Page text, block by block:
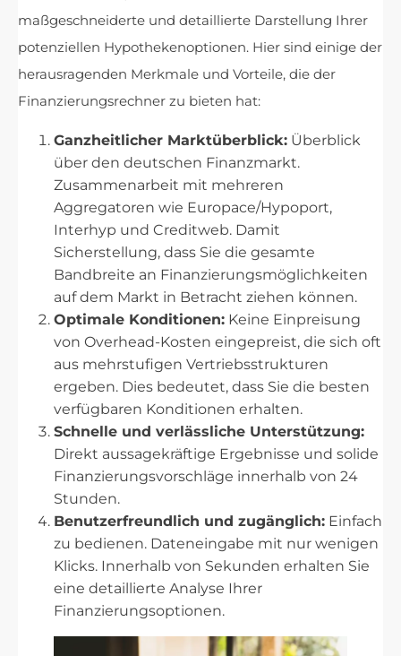
maßgeschneiderte und detaillierte Darstellung Ihrer
potenziellen Hypothekenoptionen. Hier sind einige der
herausragenden Merkmale und Vorteile, die der
Finanzierungsrechner zu bieten hat:
Ganzheitlicher Marktüberblick: Überblick
über den deutschen Finanzmarkt.
Zusammenarbeit mit mehreren
Aggregatoren wie Europace/Hypoport,
Interhyp und Creditweb. Damit
Sicherstellung, dass Sie die gesamte
Bandbreite an Finanzierungsmöglichkeiten
auf dem Markt in Betracht ziehen können.
Optimale Konditionen: Keine Einpreisung
von Overhead-Kosten eingepreist, die sich oft
aus mehrstufigen Vertriebsstrukturen
ergeben. Dies bedeutet, dass Sie die besten
verfügbaren Konditionen erhalten.
Schnelle und verlässliche Unterstützung:
Direkt aussagekräftige Ergebnisse und solide
Finanzierungsvorschläge innerhalb von 24
Stunden.
Benutzerfreundlich und zugänglich: Einfach
zu bedienen. Dateneingabe mit nur wenigen
Klicks. Innerhalb von Sekunden erhalten Sie
eine detaillierte Analyse Ihrer
Finanzierungsoptionen.